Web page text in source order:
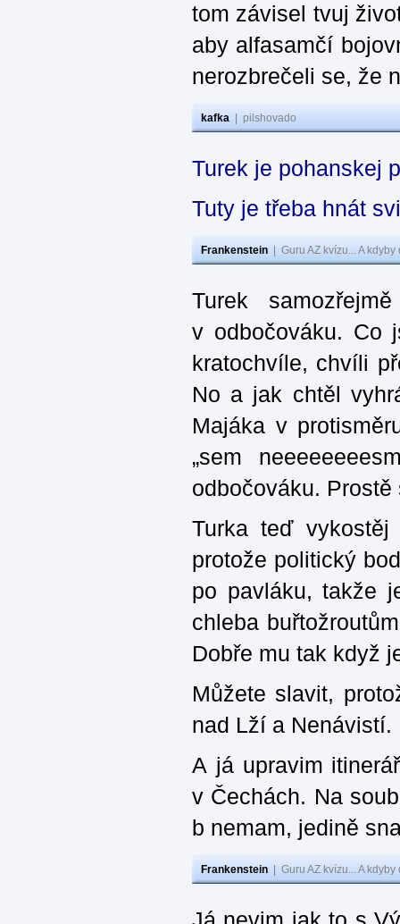
tom závisel tvuj
aby alfasamčí
nerozbrečeli se, že
kafka pilshovado
Turek je pohanskej
Tuty je třeba hnát
Frankenstein Guru AZ kvízu... A
Turek
v odbočováku. Co
kratochvíle, chvíli
No a jak chtěl
Majáka v
„sem
odbočováku.
Turka teď
protože politický
po pavláku, takže
chleba
Dobře mu tak když
Můžete slavit,
nad Lží a Nenávistí.
A já upravim
v Čechách. Na
b nemam, jedině
Frankenstein Guru AZ kvízu... A